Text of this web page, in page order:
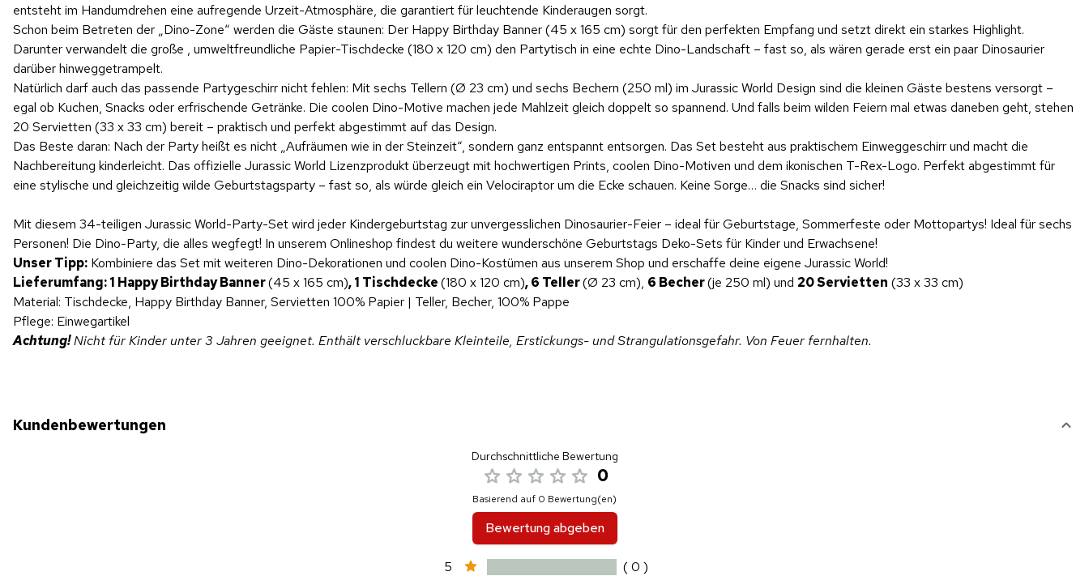
entsteht im Handumdrehen eine aufregende Urzeit-Atmosphäre, die garantiert für leuchtende Kinderaugen sorgt.
Schon beim Betreten der „Dino-Zone“ werden die Gäste staunen: Der Happy Birthday Banner (45 x 165 cm) sorgt für den perfekten Empfang und setzt direkt ein starkes Highlight.
Darunter verwandelt die große , umweltfreundliche Papier-Tischdecke (180 x 120 cm) den Partytisch in eine echte Dino-Landschaft – fast so, als wären gerade erst ein paar Dinosaurier
darüber hinweggetrampelt.
Natürlich darf auch das passende Partygeschirr nicht fehlen: Mit sechs Tellern (Ø 23 cm) und sechs Bechern (250 ml) im Jurassic World Design sind die kleinen Gäste bestens versorgt –
egal ob Kuchen, Snacks oder erfrischende Getränke. Die coolen Dino-Motive machen jede Mahlzeit gleich doppelt so spannend. Und falls beim wilden Feiern mal etwas daneben geht, stehen
20 Servietten (33 x 33 cm) bereit – praktisch und perfekt abgestimmt auf das Design.
Das Beste daran: Nach der Party heißt es nicht „Aufräumen wie in der Steinzeit“, sondern ganz entspannt entsorgen. Das Set besteht aus praktischem Einweggeschirr und macht die
Nachbereitung kinderleicht. Das offizielle Jurassic World Lizenzprodukt überzeugt mit hochwertigen Prints, coolen Dino-Motiven und dem ikonischen T-Rex-Logo. Perfekt abgestimmt für
eine stylische und gleichzeitig wilde Geburtstagsparty – fast so, als würde gleich ein Velociraptor um die Ecke schauen. Keine Sorge… die Snacks sind sicher!
Mit diesem 34-teiligen Jurassic World-Party-Set wird jeder Kindergeburtstag zur unvergesslichen Dinosaurier-Feier – ideal für Geburtstage, Sommerfeste oder Mottopartys! Ideal für sechs
Personen! Die Dino-Party, die alles wegfegt! In unserem Onlineshop findest du weitere wunderschöne Geburtstags Deko-Sets für Kinder und Erwachsene!
Unser Tipp: Kombiniere das Set mit weiteren Dino-Dekorationen und coolen Dino-Kostümen aus unserem Shop und erschaffe deine eigene Jurassic World!
Lieferumfang: 1 Happy Birthday Banner(45 x 165 cm), 1 Tischdecke(180 x 120 cm), 6 Teller(Ø 23 cm), 6 Becher(je 250 ml) und 20 Servietten (33 x 33 cm)
Material: Tischdecke, Happy Birthday Banner, Servietten 100% Papier | Teller, Becher, 100% Pappe
Pflege: Einwegartikel
Achtung!Nicht für Kinder unter 3 Jahren geeignet. Enthält verschluckbare Kleinteile, Erstickungs- und Strangulationsgefahr. Von Feuer fernhalten.
Kundenbewertungen
Durchschnittliche Bewertung
0
Basierend auf 0 Bewertung(en)
Bewertung abgeben
5
( 0 )